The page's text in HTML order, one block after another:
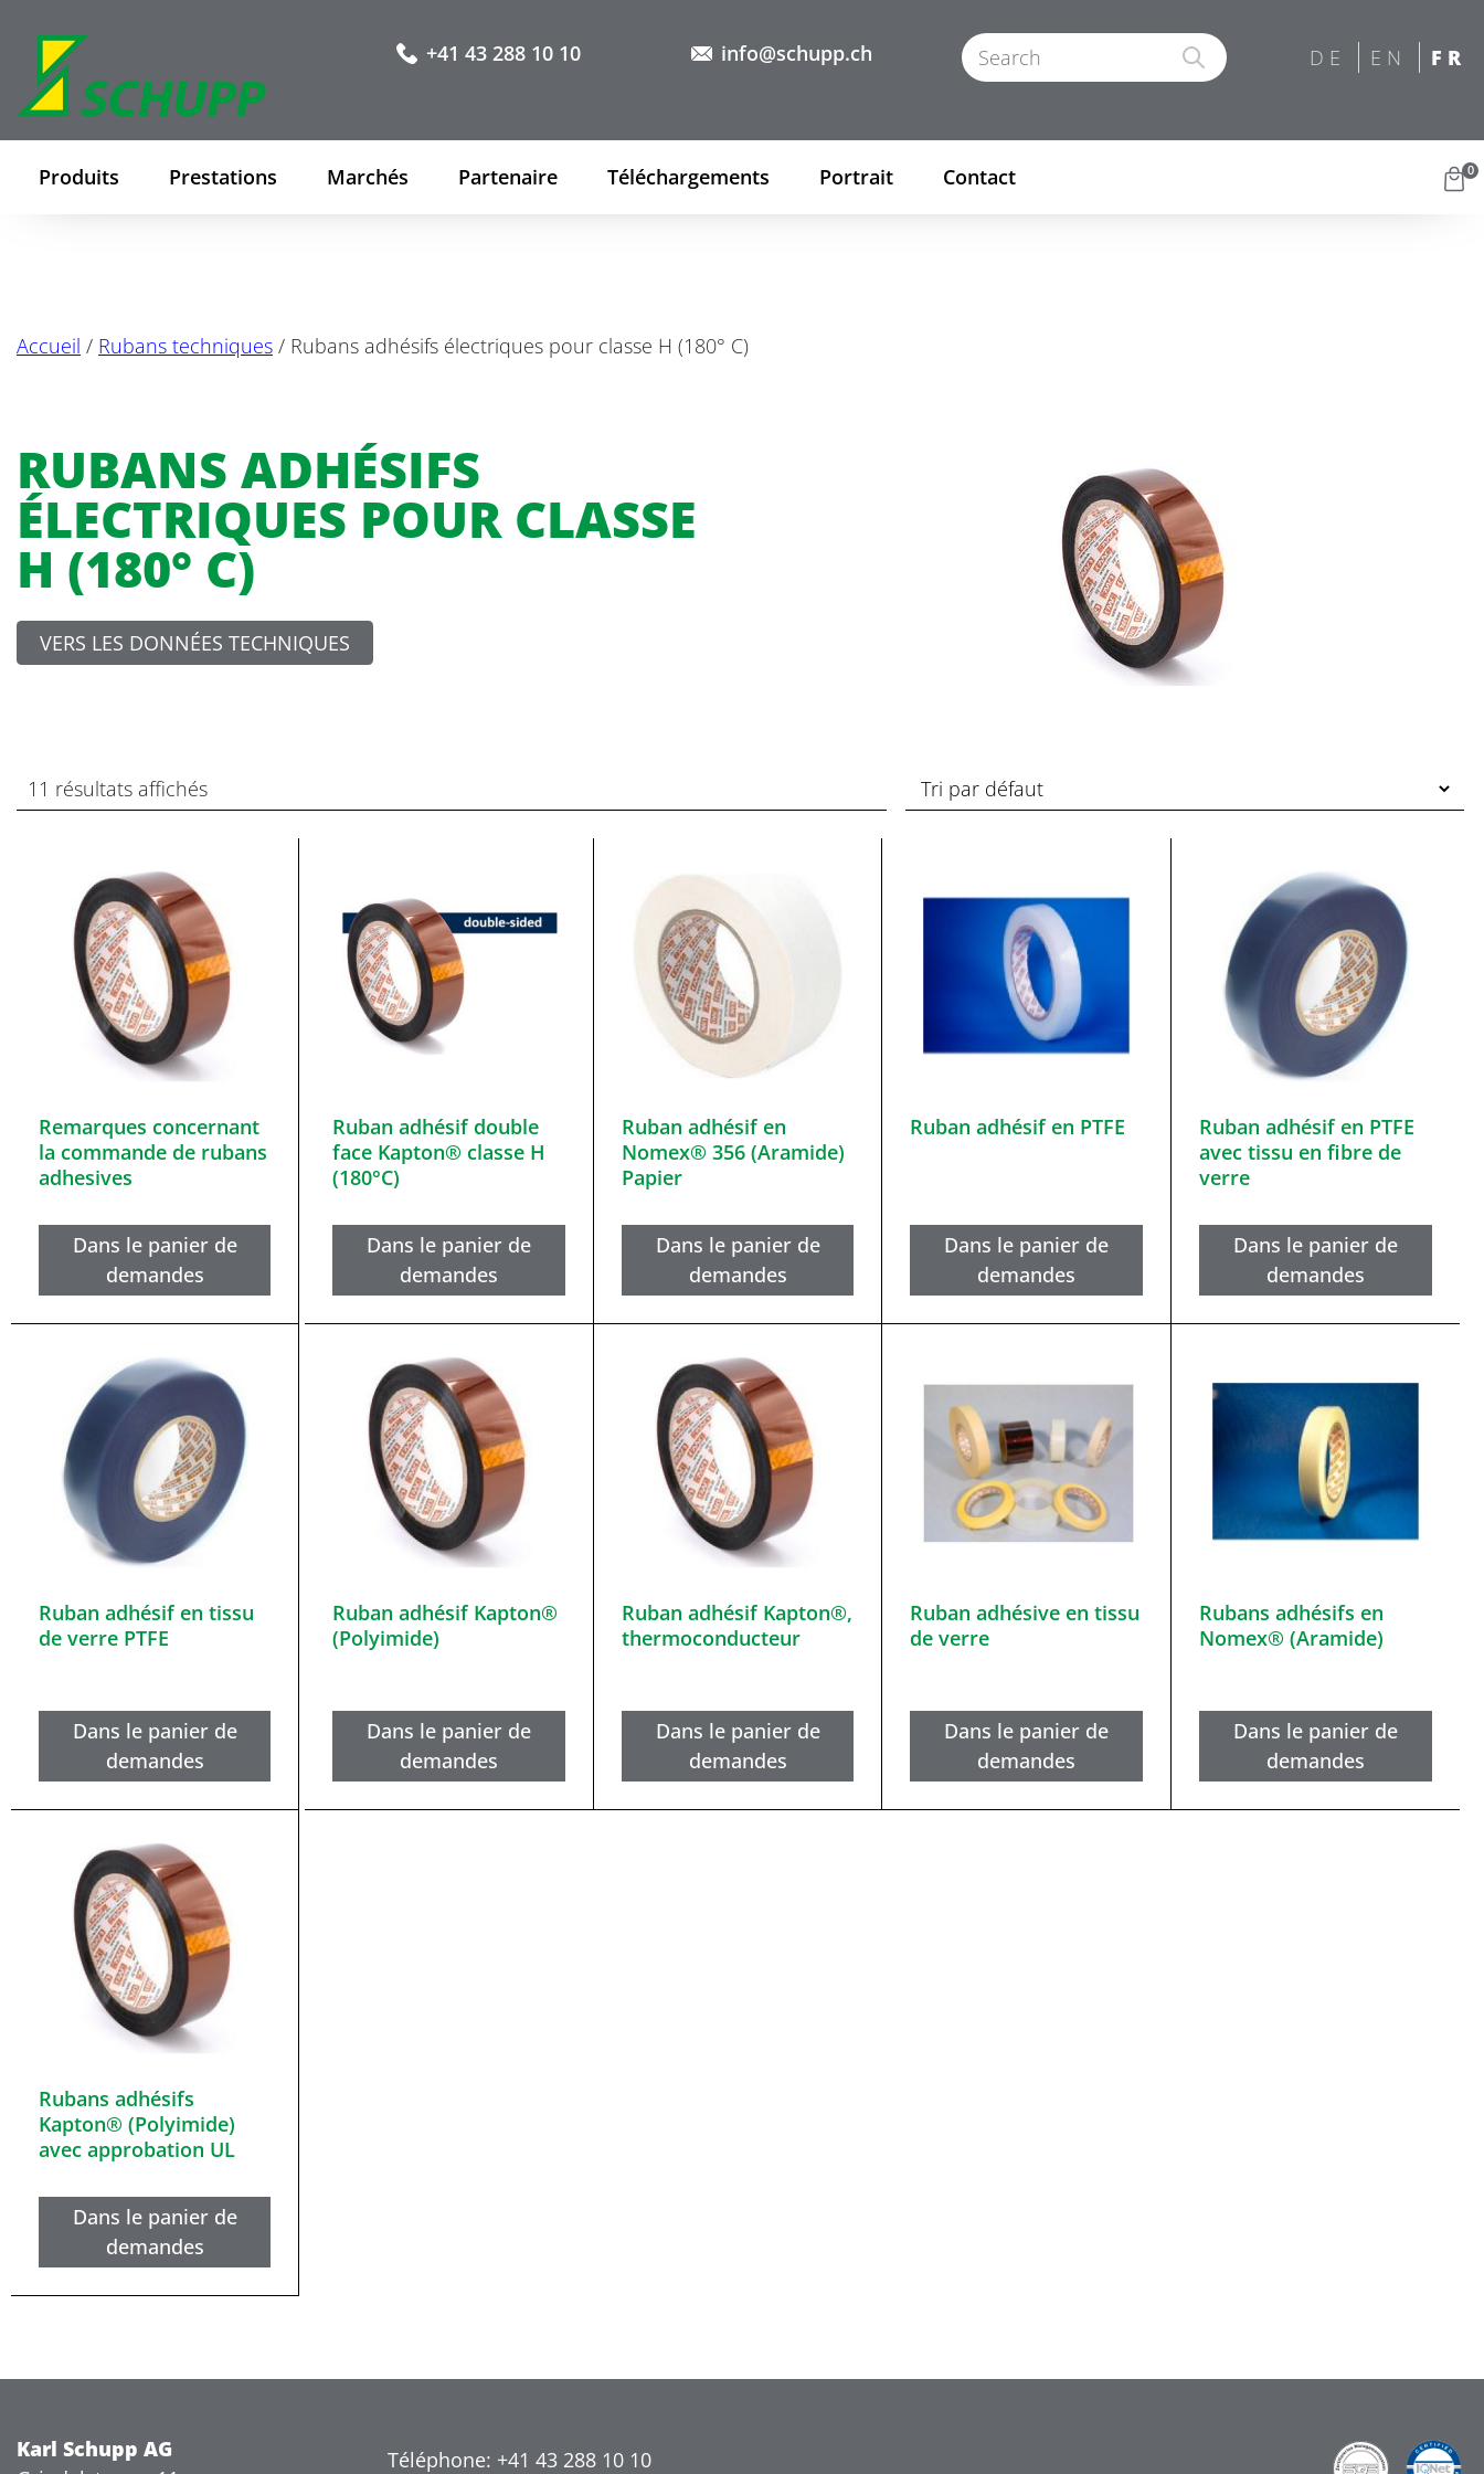
+41 43 288 10 10 info@schupp.ch
Produits Prestations Marchés Partenaire Téléchargements Portrait Contact 0
Accueil / Rubans techniques / Rubans adhésifs électriques pour classe H (180° C)
RUBANS ADHÉSIFS
ÉLECTRIQUES POUR CLASSE
H (180° C)
VERS LES DONNÉES TECHNIQUES
11 résultats affichés
Remarques concernant
la commande de rubans
adhesives
Dans le panier de
demandes
Ruban adhésif double
face Kapton® classe H
(180°C)
Dans le panier de
demandes
Ruban adhésif en
Nomex® 356 (Aramide)
Papier
Dans le panier de
demandes
Ruban adhésif en PTFE
Dans le panier de
demandes
Ruban adhésif en PTFE
avec tissu en fibre de
verre
Dans le panier de
demandes
Ruban adhésif en tissu
de verre PTFE
Dans le panier de
demandes
Ruban adhésif Kapton®
(Polyimide)
Dans le panier de
demandes
Ruban adhésif Kapton®,
thermoconducteur
Dans le panier de
demandes
Ruban adhésive en tissu
de verre
Dans le panier de
demandes
Rubans adhésifs en
Nomex® (Aramide)
Dans le panier de
demandes
Rubans adhésifs
Kapton® (Polyimide)
avec approbation UL
Dans le panier de
demandes
Karl Schupp AG
Téléphone: +41 43 288 10 10